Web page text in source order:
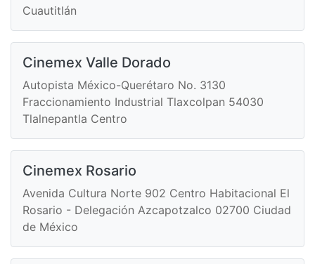
Cuautitlán
Cinemex Valle Dorado
Autopista México-Querétaro No. 3130
Fraccionamiento Industrial Tlaxcolpan 54030
Tlalnepantla Centro
Cinemex Rosario
Avenida Cultura Norte 902 Centro Habitacional El
Rosario - Delegación Azcapotzalco 02700 Ciudad
de México